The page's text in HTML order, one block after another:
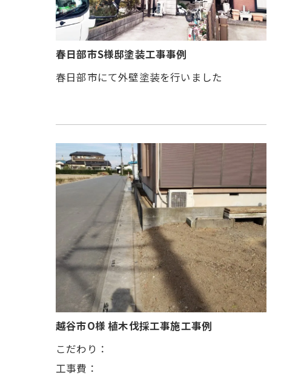
春日部市S様邸塗装工事事例
春日部市にて外壁塗装を行いました
越谷市O様 植木伐採工事施工事例
こだわり：
工事費：